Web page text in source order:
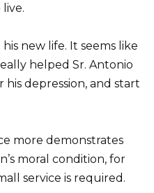
new life. It seems like
helped Sr. Antonio
his depression, and start
more demonstrates
moral condition, for
service is required.